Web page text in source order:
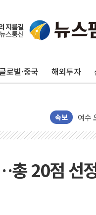
로벌·중국 해외투자
속보
美,
강
서울
李대
추미
인천
'화
李대
연
총 20점 선